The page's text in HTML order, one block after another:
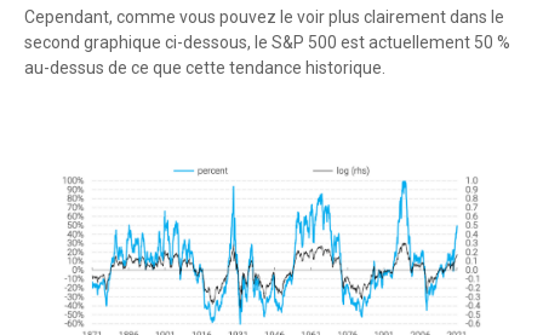
Cependant, comme vous pouvez le voir plus clairement dans le
second graphique ci-dessous, le S&P 500 est actuellement 50 %
au-dessus de ce que cette tendance historique.